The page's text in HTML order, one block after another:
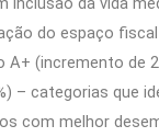
do espaço
(incremento de
– categorias que
com melhor